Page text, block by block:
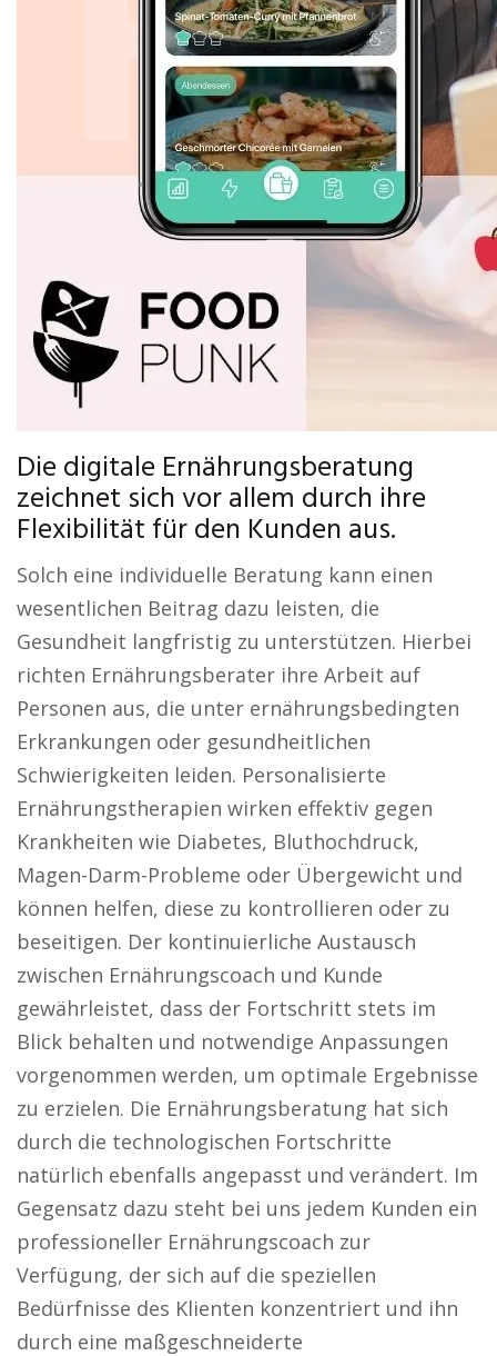
Die digitale Ernährungsberatung
zeichnet sich vor allem durch ihre
Flexibilität für den Kunden aus.
Solch eine individuelle Beratung kann einen
wesentlichen Beitrag dazu leisten, die
Gesundheit langfristig zu unterstützen. Hierbei
richten Ernährungsberater ihre Arbeit auf
Personen aus, die unter ernährungsbedingten
Erkrankungen oder gesundheitlichen
Schwierigkeiten leiden. Personalisierte
Ernährungstherapien wirken effektiv gegen
Krankheiten wie Diabetes, Bluthochdruck,
Magen-Darm-Probleme oder Übergewicht und
können helfen, diese zu kontrollieren oder zu
beseitigen. Der kontinuierliche Austausch
zwischen Ernährungscoach und Kunde
gewährleistet, dass der Fortschritt stets im
Blick behalten und notwendige Anpassungen
vorgenommen werden, um optimale Ergebnisse
zu erzielen. Die Ernährungsberatung hat sich
durch die technologischen Fortschritte
natürlich ebenfalls angepasst und verändert. Im
Gegensatz dazu steht bei uns jedem Kunden ein
professioneller Ernährungscoach zur
Verfügung, der sich auf die speziellen
Bedürfnisse des Klienten konzentriert und ihn
durch eine maßgeschneiderte